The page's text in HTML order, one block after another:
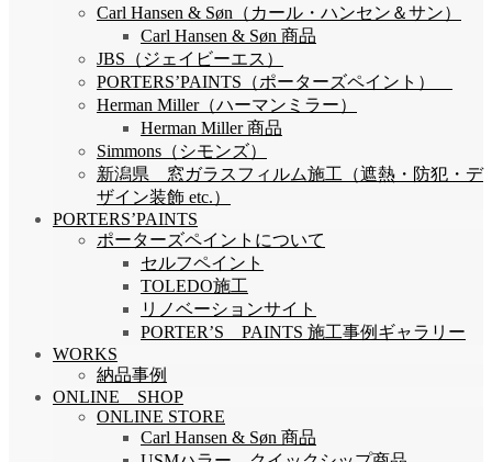
Carl Hansen & Søn（カール・ハンセン＆サン）
Carl Hansen & Søn 商品
JBS（ジェイビーエス）
PORTERS’PAINTS（ポーターズペイント）
Herman Miller（ハーマンミラー）
Herman Miller 商品
Simmons（シモンズ）
新潟県 窓ガラスフィルム施工（遮熱・防犯・デ
ザイン装飾 etc.）
PORTERS’PAINTS
ポーターズペイントについて
セルフペイント
TOLEDO施工
リノベーションサイト
PORTER’S PAINTS 施工事例ギャラリー
WORKS
納品事例
ONLINE SHOP
ONLINE STORE
Carl Hansen & Søn 商品